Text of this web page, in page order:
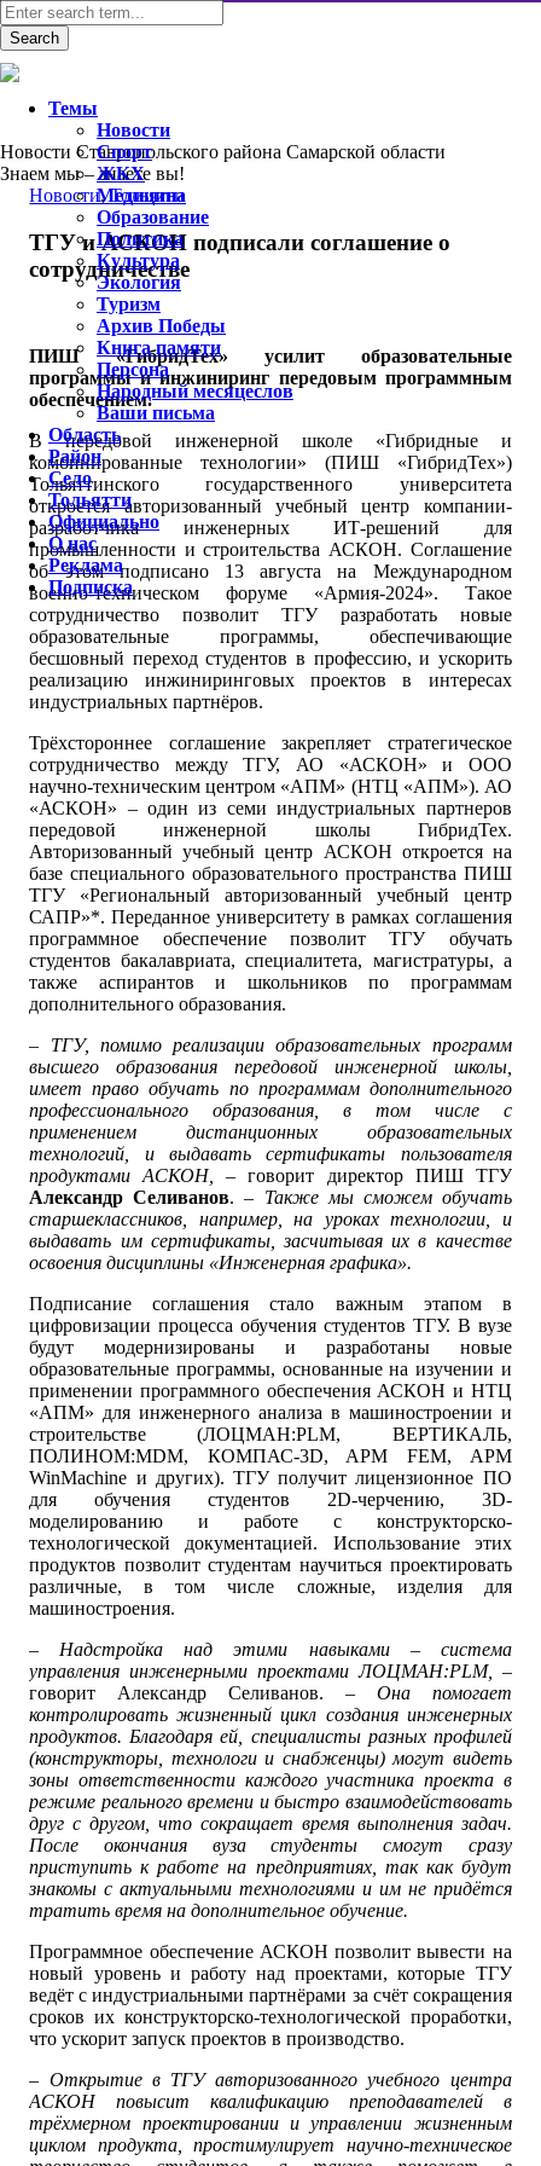
Новости Ставропольского района Самарской области
Знаем мы – знаете вы!
Новости,Тольятти
ТГУ и АСКОН подписали соглашение о
сотрудничестве
ПИШ «ГибридТех» усилит образовательные
программы и инжиниринг передовым программным
обеспечением.
В передовой инженерной школе «Гибридные и
комбинированные технологии» (ПИШ «ГибридТех»)
Тольяттинского государственного университета
откроется авторизованный учебный центр компании-
разработчика инженерных ИТ-решений для
промышленности и строительства АСКОН. Соглашение
об этом подписано 13 августа на Международном
военно-техническом форуме «Армия-2024». Такое
сотрудничество позволит ТГУ разработать новые
образовательные программы, обеспечивающие
бесшовный переход студентов в профессию, и ускорить
реализацию инжиниринговых проектов в интересах
индустриальных партнёров.
Трёхстороннее соглашение закрепляет стратегическое
сотрудничество между ТГУ, АО «АСКОН» и ООО
научно-техническим центром «АПМ» (НТЦ «АПМ»). АО
«АСКОН» – один из семи индустриальных партнеров
передовой инженерной школы ГибридТех.
Авторизованный учебный центр АСКОН откроется на
базе специального образовательного пространства ПИШ
ТГУ «Региональный авторизованный учебный центр
САПР»*. Переданное университету в рамках соглашения
программное обеспечение позволит ТГУ обучать
студентов бакалавриата, специалитета, магистратуры, а
также аспирантов и школьников по программам
дополнительного образования.
– ТГУ, помимо реализации образовательных программ
высшего образования передовой инженерной школы,
имеет право обучать по программам дополнительного
профессионального образования, в том числе с
применением дистанционных образовательных
технологий, и выдавать сертификаты пользователя
продуктами АСКОН, – говорит директор ПИШ ТГУ
Александр Селиванов.– Также мы сможем обучать
старшеклассников, например, на уроках технологии, и
выдавать им сертификаты, засчитывая их в качестве
освоения дисциплины «Инженерная графика».
Подписание соглашения стало важным этапом в
цифровизации процесса обучения студентов ТГУ. В вузе
будут модернизированы и разработаны новые
образовательные программы, основанные на изучении и
применении программного обеспечения АСКОН и НТЦ
«АПМ» для инженерного анализа в машиностроении и
строительстве (ЛОЦМАН:PLM, ВЕРТИКАЛЬ,
ПОЛИНОМ:MDM, КОМПАС-3D, APM FEM, APM
WinMachine и других). ТГУ получит лицензионное ПО
для обучения студентов 2D-черчению, 3D-
моделированию и работе с конструкторско-
технологической документацией. Использование этих
продуктов позволит студентам научиться проектировать
различные, в том числе сложные, изделия для
машиностроения.
– Надстройка над этими навыками – система
управления инженерными проектами ЛОЦМАН:PLM, –
говорит Александр Селиванов. – Она помогает
контролировать жизненный цикл создания инженерных
продуктов. Благодаря ей, специалисты разных профилей
(конструкторы, технологи и снабженцы) могут видеть
зоны ответственности каждого участника проекта в
режиме реального времени и быстро взаимодействовать
друг с другом, что сокращает время выполнения задач.
После окончания вуза студенты смогут сразу
приступить к работе на предприятиях, так как будут
знакомы с актуальными технологиями и им не придётся
тратить время на дополнительное обучение.
Программное обеспечение АСКОН позволит вывести на
новый уровень и работу над проектами, которые ТГУ
ведёт с индустриальными партнёрами за счёт сокращения
сроков их конструкторско-технологической проработки,
что ускорит запуск проектов в производство.
– Открытие в ТГУ авторизованного учебного центра
АСКОН повысит квалификацию преподавателей в
трёхмерном проектировании и управлении жизненным
циклом продукта, простимулирует научно-техническое
Темы
Новости
Спорт
ЖКХ
Медицина
Образование
Политика
Культура
Экология
Туризм
Архив Победы
Книга памяти
Персона
Народный месяцеслов
Ваши письма
Область
Район
Село
Тольятти
Официально
О нас
Реклама
Подписка